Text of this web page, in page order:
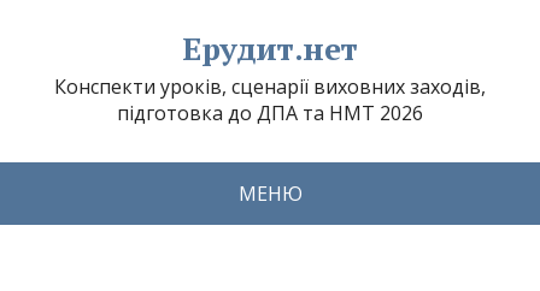
Ерудит.нет
Конспекти уроків, сценарії виховних заходів,
підготовка до ДПА та НМТ 2026
МЕНЮ